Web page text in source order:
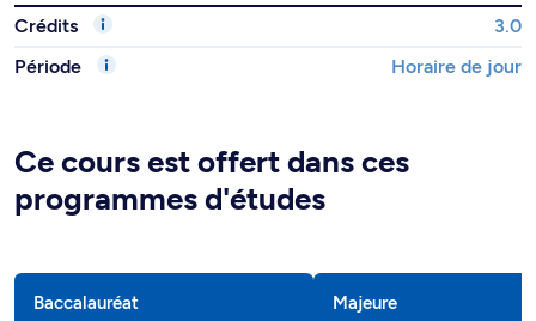
Crédits
3.0
Période
Horaire de jour
Ce cours est offert dans ces
programmes d'études
Baccalauréat Majeure